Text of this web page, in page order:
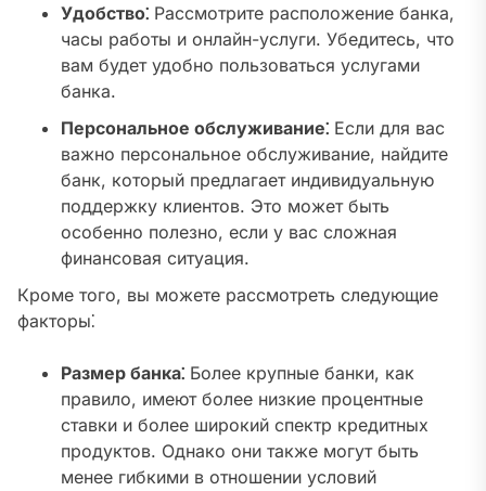
Удобство⁚ Рассмотрите расположение банка,
часы работы и онлайн-услуги. Убедитесь, что
вам будет удобно пользоваться услугами
банка.
Персональное обслуживание⁚ Если для вас
важно персональное обслуживание, найдите
банк, который предлагает индивидуальную
поддержку клиентов. Это может быть
особенно полезно, если у вас сложная
финансовая ситуация.
Кроме того, вы можете рассмотреть следующие
факторы⁚
Размер банка⁚ Более крупные банки, как
правило, имеют более низкие процентные
ставки и более широкий спектр кредитных
продуктов. Однако они также могут быть
менее гибкими в отношении условий